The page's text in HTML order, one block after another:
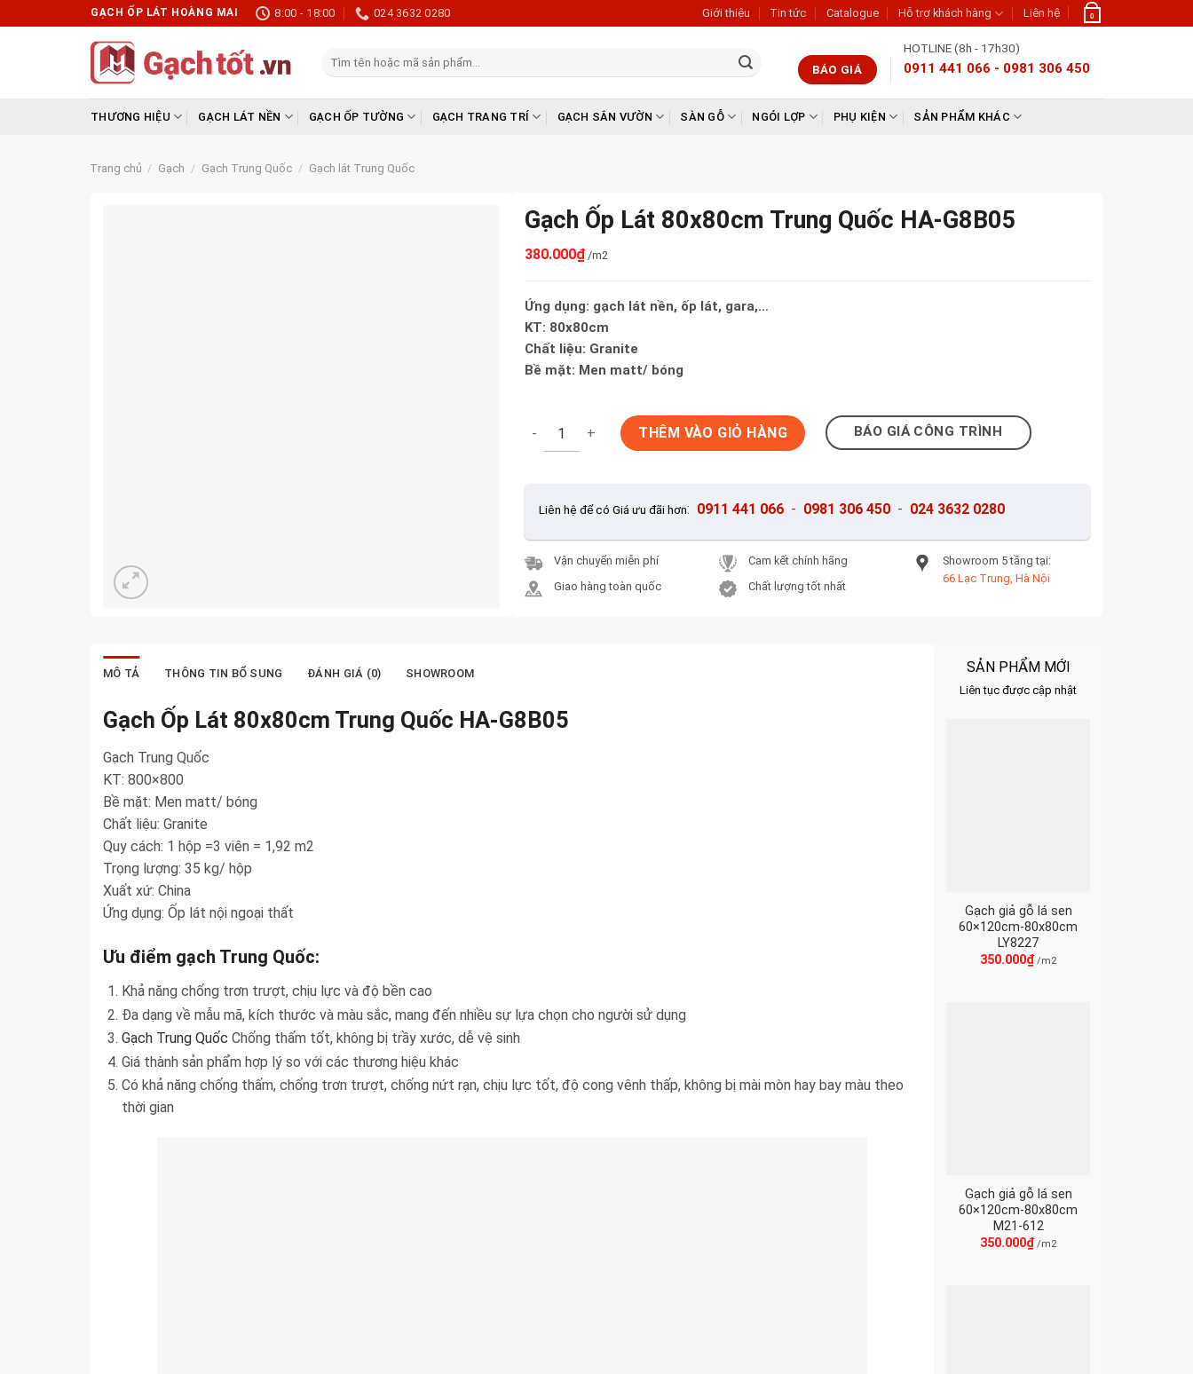
to
GẠCH ỐP LÁT HOÀNG MAI 8:00 - 18:00 024 3632 0280 Giới thiệu Tin tức Catalogue Hỗ trợ khách hàng Liên hệ 0
Tìm
BÁO GIÁ
HOTLINE (8h - 17h30)
0911 441 066 - 0981 306 450
THƯƠNG HIỆU GẠCH LÁT NỀN GẠCH ỐP TƯỜNG GẠCH TRANG TRÍ GẠCH SÂN VƯỜN SÀN GỖ NGÓI LỢP PHỤ KIỆN SẢN PHẨM KHÁC
Trang chủ / Gạch / Gạch Trung Quốc / Gạch lát Trung Quốc
Gạch Ốp Lát 80x80cm Trung Quốc HA-G8B05
380.000₫ /m2
Ứng dụng: gạch lát nền, ốp lát, gara,…
KT: 80x80cm
Chất liệu: Granite
Bề mặt: Men matt/ bóng
Gạch Ốp Lát 80x80cm Trung Quốc HA-G8B05 số lượng
THÊM VÀO GIỎ HÀNG BÁO GIÁ CÔNG TRÌNH
Liên hệ để có Giá ưu đãi hơn: 0911 441 066 - 0981 306 450 - 024 3632 0280
Vận chuyển miễn phí
Giao hàng toàn quốc
Cam kết chính hãng
Chất lượng tốt nhất
Showroom 5 tầng tại:
66 Lạc Trung, Hà Nội
MÔ TẢ THÔNG TIN BỔ SUNG ĐÁNH GIÁ (0) SHOWROOM
Gạch Ốp Lát 80x80cm Trung Quốc HA-G8B05
Gạch Trung Quốc
KT: 800×800
Bề mặt: Men matt/ bóng
Chất liệu: Granite
Quy cách: 1 hộp =3 viên = 1,92 m2
Trọng lượng: 35 kg/ hộp
Xuất xứ: China
Ứng dụng: Ốp lát nội ngoại thất
Ưu điểm gạch Trung Quốc:
Khả năng chống trơn trượt, chịu lực và độ bền cao
Đa dạng về mẫu mã, kích thước và màu sắc, mang đến nhiều sự lựa chọn cho người sử dụng
Gạch Trung Quốc Chống thấm tốt, không bị trầy xước, dễ vệ sinh
Giá thành sản phẩm hợp lý so với các thương hiệu khác
Có khả năng chống thấm, chống trơn trượt, chống nứt rạn, chịu lực tốt, độ cong vênh thấp, không bị mài mòn hay bay màu theo
thời gian
SẢN PHẨM MỚI
Liên tục được cập nhật
Gạch giả gỗ lá sen
60×120cm-80x80cm
LY8227
350.000₫ /m2
Gạch giả gỗ lá sen
60×120cm-80x80cm
M21-612
350.000₫ /m2